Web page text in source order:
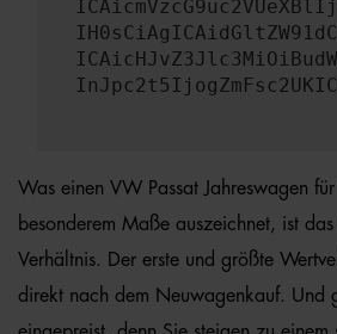
Was einen VW Passat Jahreswagen
besonderem Maße auszeichnet, ist das
Verhältnis. Der erste und größte
direkt nach dem Neuwagenkauf. Und